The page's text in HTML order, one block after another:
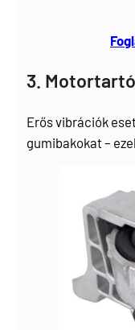
3.
Erős vibrációk
gumibakokat –